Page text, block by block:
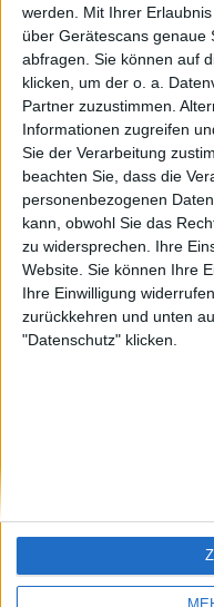
werden. Mit Ihrer
über Gerätescans genaue
abfragen. Sie können auf
klicken, um der o. a.
Partner zuzustimmen.
Informationen zugreifen
Sie der Verarbeitung
beachten Sie, dass die
personenbezogenen
kann, obwohl Sie das
zu widersprechen. Ihre
Website. Sie können Ihre
Ihre Einwilligung
zurückkehren und unten
"Datenschutz" klicken.
eek
Si vous êtes
🇺🇸 We
from an
Join our
among the
on
Let's